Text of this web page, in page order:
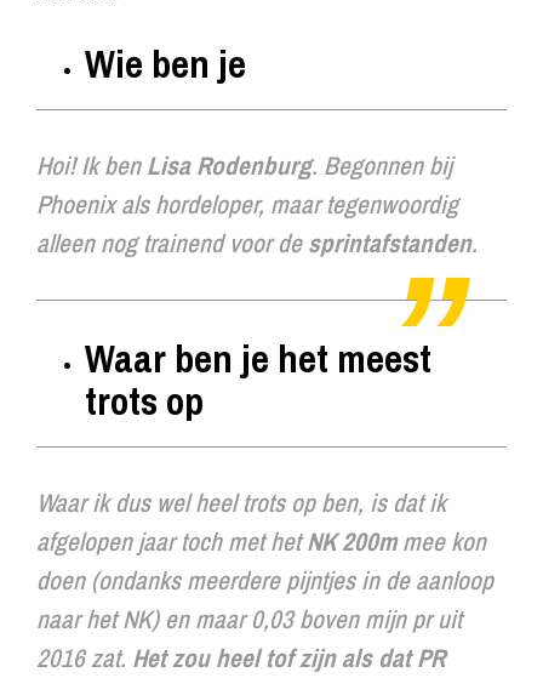
Wie ben je
Hoi! Ik benLisa Rodenburg. Begonnen bij
Phoenix als hordeloper, maar tegenwoordig
alleen nog trainend voor desprintafstanden.
Waar ben je het meest
trots op
Waar ik dus wel heel trots op ben, is dat ik
afgelopen jaar toch met hetNK 200mmee kon
doen (ondanks meerdere pijntjes in de aanloop
naar het NK) en maar 0,03 boven mijn pr uit
2016 zat. Het zou heel tof zijn als dat PR